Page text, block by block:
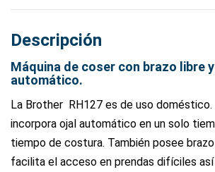
Descripción
Máquina de coser con brazo libre
automático.
La Brother RH127 es de uso doméstico.
incorpora ojal automático en un solo
tiempo de costura. También posee
facilita el acceso en prendas difíciles